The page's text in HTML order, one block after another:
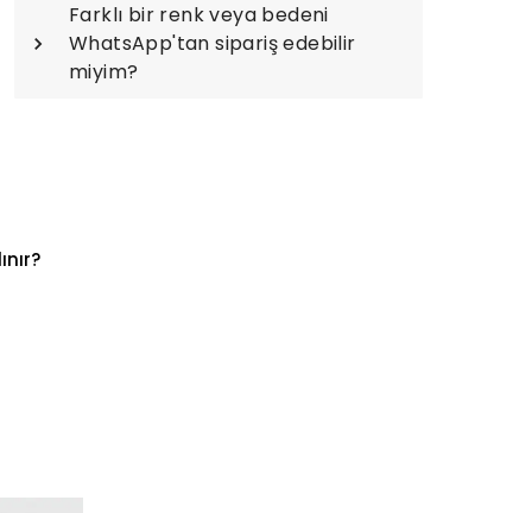
Farklı bir renk veya bedeni
WhatsApp'tan sipariş edebilir
miyim?